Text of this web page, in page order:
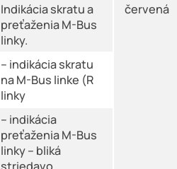
Indikácia skratu a
preťaženia M-Bus
linky.
červená
– indikácia skratu
na M-Bus linke (R
linky
– indikácia
preťaženia M-Bus
linky – bliká